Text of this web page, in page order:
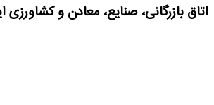
اتاق بازرگانی، صنایع، معادن و کشاورزی